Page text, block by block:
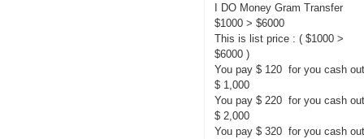
I DO Money Gram Transfer
$1000 > $6000
This is list price : ( $1000 >
$6000 )
You pay $ 120 for you cash
$ 1,000
You pay $ 220 for you cash
$ 2,000
You pay $ 320 for you cash